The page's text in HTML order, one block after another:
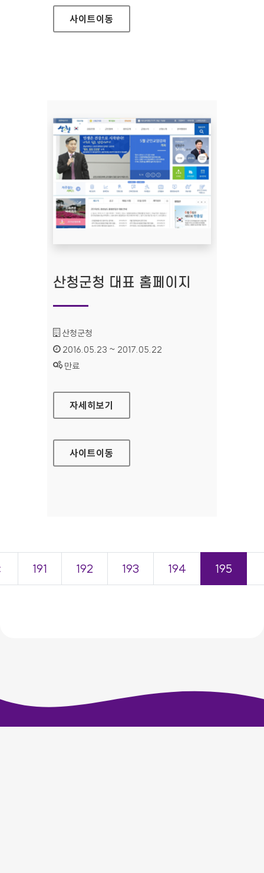
사이트이동
산청군청 대표 홈페이지
기관명 :
산청군청
인증기간 :
2016.05.23 ~ 2017.05.22
상태 :
만료
산청군청 대표 홈페이지
자세히보기
사이트이동
191 192 193 194 195